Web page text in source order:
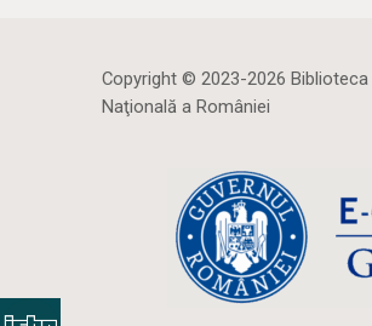
Copyright © 2023-2026 Biblioteca
Naţională a României